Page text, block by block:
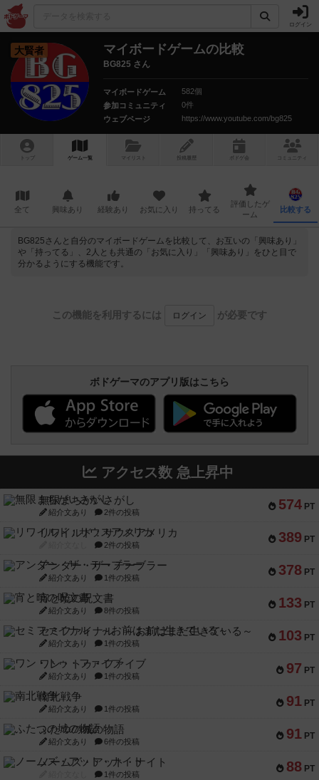
ログイン
大賢者 マイボードゲームの比較
BG825 さん
マイボードゲーム
582個
参加コミュニティ
0件
ウェブページ
https://www.youtube.com/bg825
トップ ゲーム一覧 マイリスト 投稿履歴 ボ ドゲ コミュニティ
全て 興味あり 経験あり お気に入り 持ってる
評価したゲ
ーム
比較する
BG825さんと自分のマイボードゲームを比較して、お互いの「興味あり」
や「持ってる」、2人とも共通の「お気に入り」「興味あり」をひと目で
分かるようにする機能です。
この機能を利用するには ログイン が必要です
ボドゲーマのアプリ版はこちら
アクセス数 急上昇中
574 PT
無限まちがいさがし
紹介文あり 2件の投稿
389 PT
リワイルド：サウスアメリカ
2件の投稿
378 PT
アンダー・ザ・テーブラー
紹介文あり 1件の投稿
133 PT
宵と暁の呪文書
紹介文あり 8件の投稿
103 PT
セミファイナル ～お前はまだ生きている～
紹介文あり 1件の投稿
97 PT
ワン・トゥ・ファイブ
紹介文あり 1件の投稿
91 PT
南北戦争
紹介文あり 1件の投稿
91 PT
ふたつの城の物語
紹介文あり 6件の投稿
88 PT
ノームズ・アット・ナイト
1件の投稿